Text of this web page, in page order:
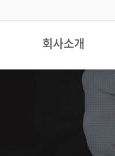
회사소개